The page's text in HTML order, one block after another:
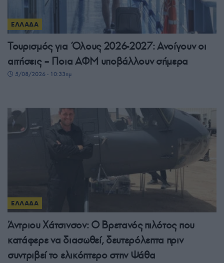
ΕΛΛΑΔΑ
Τουρισμός για Όλους 2026-2027: Ανοίγουν οι
αιτήσεις – Ποια ΑΦΜ υποβάλλουν σήμερα
5/08/2026 - 10:33πμ
ΕΛΛΑΔΑ
Άντριου Χάτσινσον: Ο Βρετανός πιλότος που
κατάφερε να διασωθεί, δευτερόλεπτα πριν
συντριβεί το ελικόπτερο στην Ψάθα